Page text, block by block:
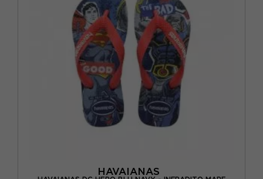
BRASIL 41/42 - EUR 43/44
BRASIL 43/44 - EUR 45/46
BRASIL 45/46 - EUR 47/48
HAVAIANAS